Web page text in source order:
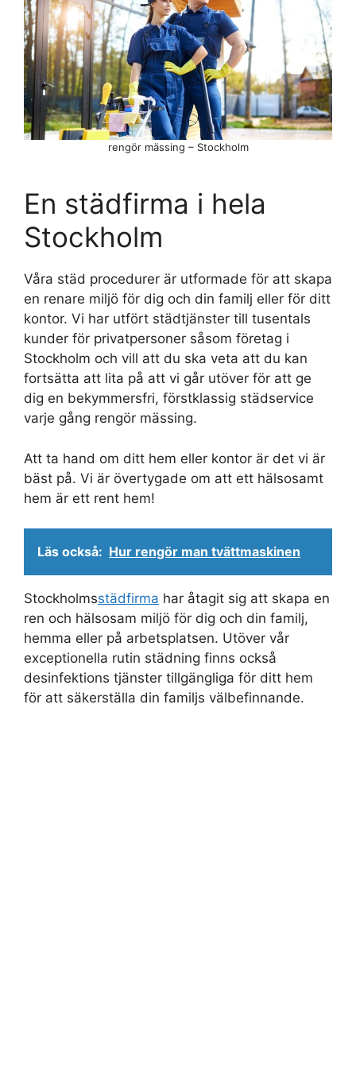
En städfirma i hela
Stockholm
Våra städ procedurer är utformade för att skapa
en renare miljö för dig och din familj eller för ditt
kontor. Vi har utfört städtjänster till tusentals
kunder för privatpersoner såsom företag i
Stockholm och vill att du ska veta att du kan
fortsätta att lita på att vi går utöver för att ge
dig en bekymmersfri, förstklassig städservice
varje gång rengör mässing.
Att ta hand om ditt hem eller kontor är det vi är
bäst på. Vi är övertygade om att ett hälsosamt
hem är ett rent hem!
Läs också: Hur rengör man tvättmaskinen
Stockholmsstädfirma har åtagit sig att skapa en
ren och hälsosam miljö för dig och din familj,
hemma eller på arbetsplatsen. Utöver vår
exceptionella rutin städning finns också
desinfektions tjänster tillgängliga för ditt hem
för att säkerställa din familjs välbefinnande.
rengör mässing – Stockholm